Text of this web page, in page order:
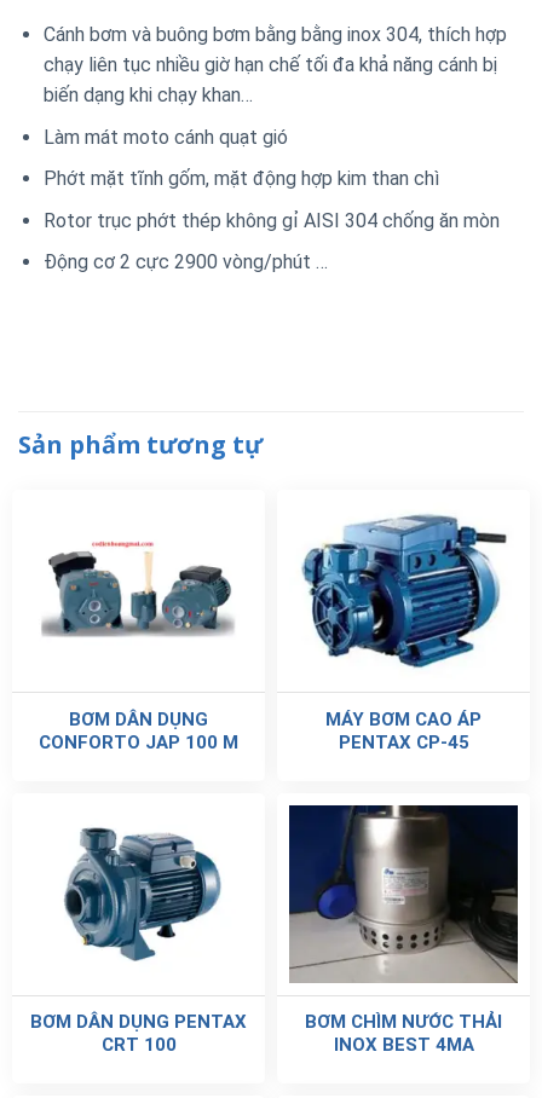
Cánh bơm và buông bơm bằng bằng inox 304, thích hợp
chạy liên tục nhiều giờ hạn chế tối đa khả năng cánh bị
biến dạng khi chạy khan…
Làm mát moto cánh quạt gió
Phớt mặt tĩnh gốm, mặt động hợp kim than chì
Rotor trục phớt thép không gỉ AISI 304 chống ăn mòn
Động cơ 2 cực 2900 vòng/phút …
Sản phẩm tương tự
BƠM DÂN DỤNG
CONFORTO JAP 100 M
MÁY BƠM CAO ÁP
PENTAX CP-45
BƠM DÂN DỤNG PENTAX
CRT 100
BƠM CHÌM NƯỚC THẢI
INOX BEST 4MA